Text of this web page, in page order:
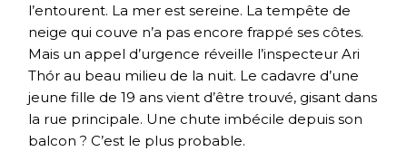
l’entourent. La mer est sereine. La tempête de
neige qui couve n’a pas encore frappé ses côtes.
Mais un appel d’urgence réveille l’inspecteur Ari
Thór au beau milieu de la nuit. Le cadavre d’une
jeune fille de 19 ans vient d’être trouvé, gisant dans
la rue principale. Une chute imbécile depuis son
balcon ? C’est le plus probable.